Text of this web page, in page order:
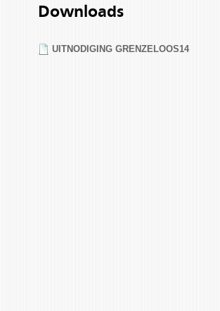
Downloads
UITNODIGING GRENZELOOS14